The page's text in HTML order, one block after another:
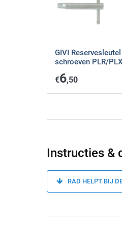
GIVI
schroeven PLR/
€6,50
Instructies &
RAD HELPT BIJ